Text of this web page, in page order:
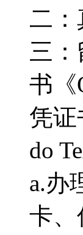
二
三
书《
凭
do
a.办
卡、